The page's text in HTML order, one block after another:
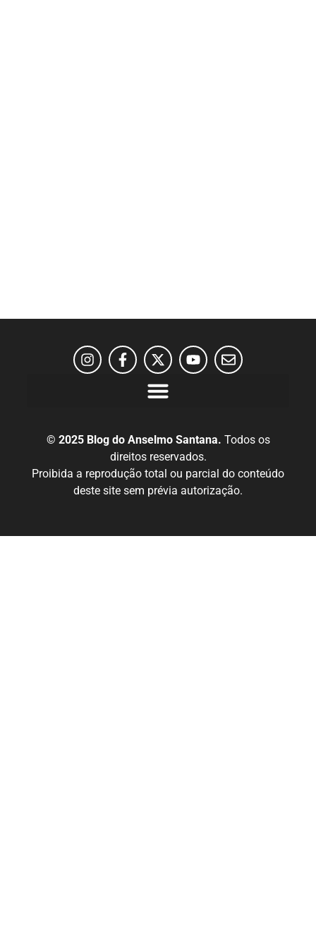
© 2025 Blog do Anselmo Santana. Todos os
direitos reservados.
Proibida a reprodução total ou parcial do conteúdo
deste site sem prévia autorização.